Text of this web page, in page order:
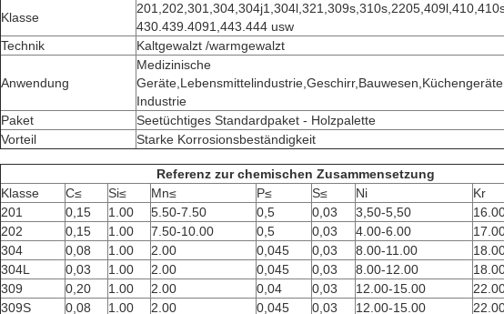
Klasse
430.439.4091,443.444 usw
Technik
Kaltgewalzt /warmgewalzt
Anwendung
Medizinische
Industrie
Paket
Seetüchtiges Standardpaket - Holzpalette
Vorteil
Starke Korrosionsbeständigkeit
Referenz zur chemischen Zusammensetzung
Klasse
C≤ Si≤ Mn≤ P≤ S≤ Ni
Kr
201
0,15 1.00 5.50-7.50 0,5 0,03 3,50-5,50
202
0,15 1.00 7.50-10.00 0,5 0,03 4.00-6.00
304
0,08 1.00 2.00 0,045 0,03 8.00-11.00
304L
0,03 1.00 2.00 0,045 0,03 8.00-12.00
309
0,20 1.00 2.00 0,04 0,03 12.00-15.00
309S
0,08 1.00 2.00 0,045 0,03 12.00-15.00